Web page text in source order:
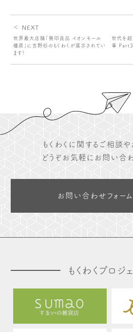
＜ NEXT
世界最大店舗「無印良品 イオンモール
橿原」に吉野杉のもくわくが展示されてい
ます！
世代を超
事
もくわくに関するご相談
どうぞお気軽にお問い合わ
お問い合わせフォーム
もくわくプロジ